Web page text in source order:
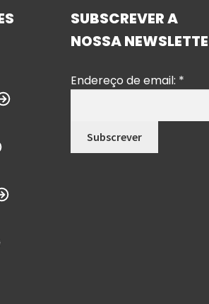
SUBSCREVER A
NOSSA
Endereço de email: *